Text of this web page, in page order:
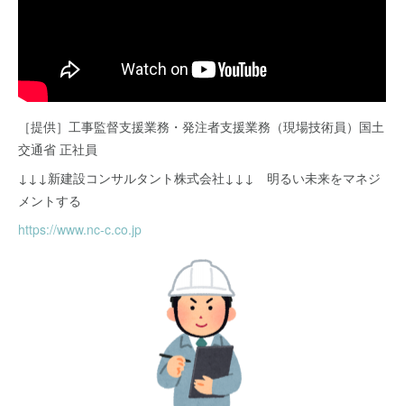
［提供］工事監督支援業務・発注者支援業務（現場技術員）国土
交通省 正社員
↓↓↓新建設コンサルタント株式会社↓↓↓ 明るい未来をマネジ
メントする
https://www.nc-c.co.jp